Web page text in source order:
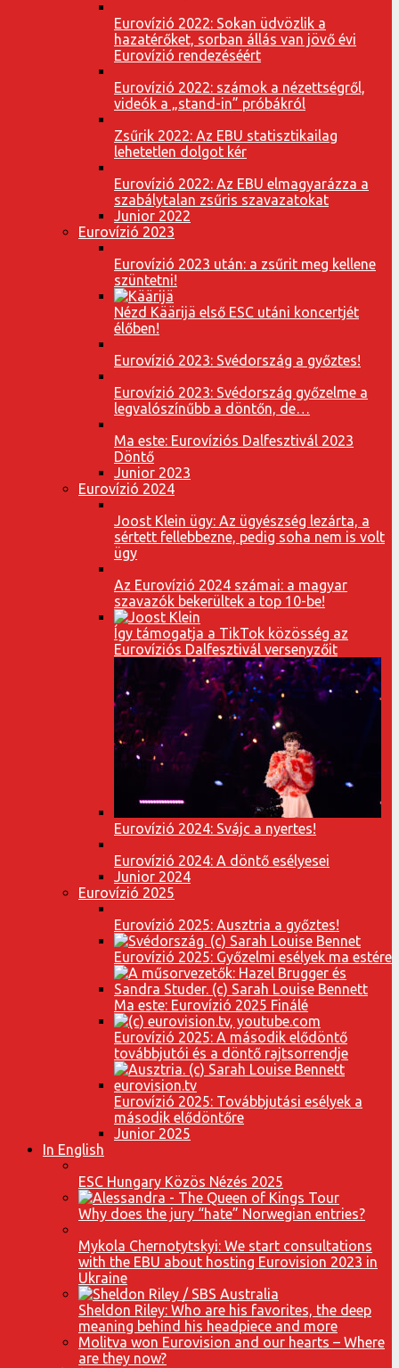
Eurovízió 2022: Sokan üdvözlik a
hazatérőket, sorban állás van jövő évi
Eurovízió rendezéséért
Eurovízió 2022: számok a nézettségről,
videók a „stand-in” próbákról
Zsűrik 2022: Az EBU statisztikailag
lehetetlen dolgot kér
Eurovízió 2022: Az EBU elmagyarázza a
szabálytalan zsűris szavazatokat
Junior 2022
Eurovízió 2023
Eurovízió 2023 után: a zsűrit meg kellene
szüntetni!
Nézd Käärijä első ESC utáni koncertjét
élőben!
Eurovízió 2023: Svédország a győztes!
Eurovízió 2023: Svédország győzelme a
legvalószínűbb a döntőn, de…
Ma este: Eurovíziós Dalfesztivál 2023
Döntő
Junior 2023
Eurovízió 2024
Joost Klein ügy: Az ügyészség lezárta, a
sértett fellebbezne, pedig soha nem is volt
ügy
Az Eurovízió 2024 számai: a magyar
szavazók bekerültek a top 10-be!
Így támogatja a TikTok közösség az
Eurovíziós Dalfesztivál versenyzőit
Eurovízió 2024: Svájc a nyertes!
Eurovízió 2024: A döntő esélyesei
Junior 2024
Eurovízió 2025
Eurovízió 2025: Ausztria a győztes!
Eurovízió 2025: Győzelmi esélyek ma estére
Ma este: Eurovízió 2025 Finálé
Eurovízió 2025: A második elődöntő
továbbjutói és a döntő rajtsorrendje
Eurovízió 2025: Továbbjutási esélyek a
második elődöntőre
Junior 2025
In English
ESC Hungary Közös Nézés 2025
Why does the jury “hate” Norwegian entries?
Mykola Chernotytskyi: We start consultations
with the EBU about hosting Eurovision 2023 in
Ukraine
Sheldon Riley: Who are his favorites, the deep
meaning behind his headpiece and more
Molitva won Eurovision and our hearts – Where
are they now?